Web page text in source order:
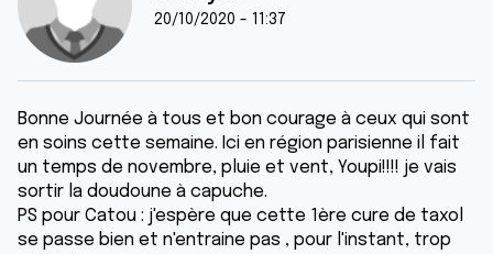
20/10/2020 - 11:37
Bonne Journée à tous et bon courage à ceux qui sont
en soins cette semaine. Ici en région parisienne il fait
un temps de novembre, pluie et vent, Youpi!!!! je vais
sortir la doudoune à capuche.
PS pour Catou : j'espère que cette 1ère cure de taxol
se passe bien et n'entraine pas , pour l'instant, trop